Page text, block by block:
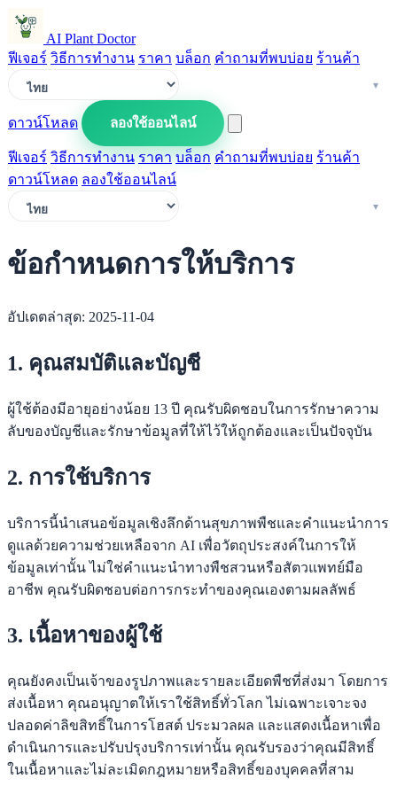
AI Plant Doctor
ฟีเจอร์ วิธีการทำงาน ราคา บล็อก คำถามที่พบบ่อย ร้านค้า
ดาวน์โหลด ลองใช้ออนไลน์
ฟีเจอร์ วิธีการทำงาน ราคา บล็อก คำถามที่พบบ่อย ร้านค้า
ดาวน์โหลด ลองใช้ออนไลน์
ข้อกำหนดการให้บริการ
อัปเดตล่าสุด: 2025-11-04
1. คุณสมบัติและบัญชี
ผู้ใช้ต้องมีอายุอย่างน้อย 13 ปี คุณรับผิดชอบในการรักษาความ
ลับของบัญชีและรักษาข้อมูลที่ให้ไว้ให้ถูกต้องและเป็นปัจจุบัน
2. การใช้บริการ
บริการนี้นำเสนอข้อมูลเชิงลึกด้านสุขภาพพืชและคำแนะนำการ
ดูแลด้วยความช่วยเหลือจาก AI เพื่อวัตถุประสงค์ในการให้
ข้อมูลเท่านั้น ไม่ใช่คำแนะนำทางพืชสวนหรือสัตวแพทย์มือ
อาชีพ คุณรับผิดชอบต่อการกระทำของคุณเองตามผลลัพธ์
3. เนื้อหาของผู้ใช้
คุณยังคงเป็นเจ้าของรูปภาพและรายละเอียดพืชที่ส่งมา โดยการ
ส่งเนื้อหา คุณอนุญาตให้เราใช้สิทธิ์ทั่วโลก ไม่เฉพาะเจาะจง
ปลอดค่าลิขสิทธิ์ในการโฮสต์ ประมวลผล และแสดงเนื้อหาเพื่อ
ดำเนินการและปรับปรุงบริการเท่านั้น คุณรับรองว่าคุณมีสิทธิ์
ในเนื้อหาและไม่ละเมิดกฎหมายหรือสิทธิ์ของบุคคลที่สาม